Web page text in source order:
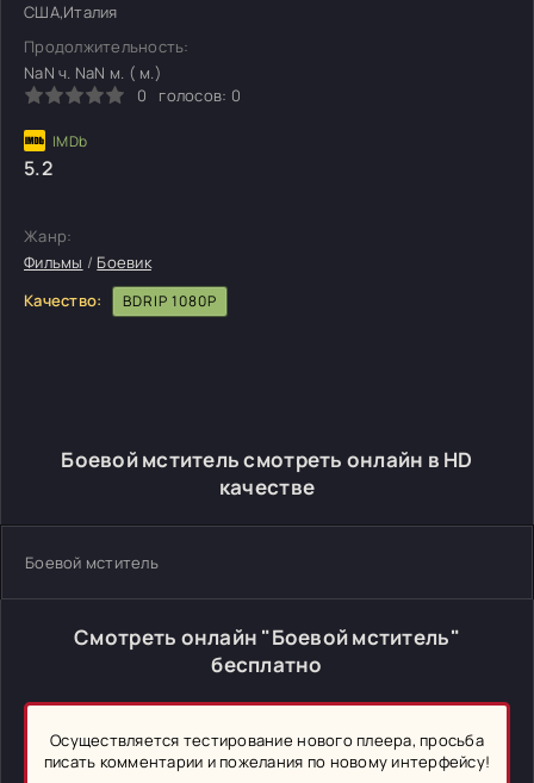
США,Италия
Продолжительность:
NaN ч. NaN м. ( м.)
0
голосов: 0
5.2
Жанр:
Фильмы / Боевик
Качество:
BDRIP 1080P
Боевой мститель смотреть онлайн в HD
качестве
Боевой мститель
Смотреть онлайн "Боевой мститель"
бесплатно
Осуществляется тестирование нового плеера, просьба
писать комментарии и пожелания по новому интерфейсу!